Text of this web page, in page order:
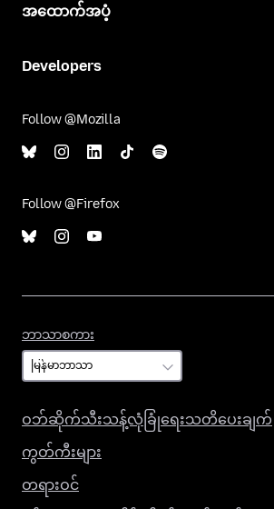
အထောက်အပံ့
Developers
Follow @Mozilla
Follow @Firefox
ဘာသာစကား
ဝဘ်ဆိုက်သီးသန့်လုံခြုံရေးသတိပေးချက်
ကွတ်ကီးများ
တရားဝင်